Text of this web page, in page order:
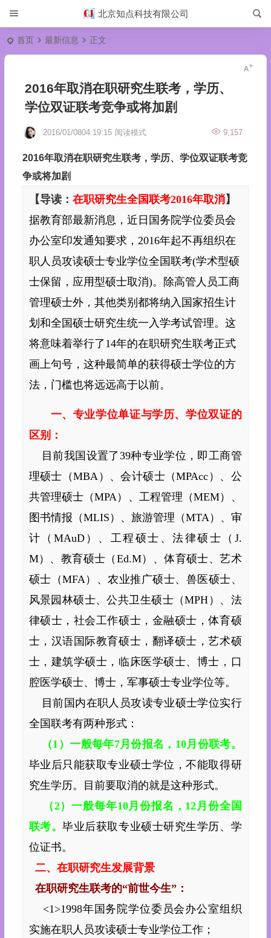
北京知点科技有限公司
首页 最新信息 正文
2016年取消在职研究生联考，学历、
学位双证联考竞争或将加剧
2016/01/0804:19:15 9,157
阅读模式
2016年取消在职研究生联考，学历、学位双证联考竞
争或将加剧
【导读： 在职研究生全国联考2016年取消】
据教育部最新消息，近日国务院学位委员会
办公室印发通知要求，2016年起不再组织在
职人员攻读硕士专业学位全国联考(学术型硕
士保留，应用型硕士取消)。除高管人员工商
管理硕士外，其他类别都将纳入国家招生计
划和全国硕士研究生统一入学考试管理。这
将意味着举行了14年的在职研究生联考正式
画上句号，这种最简单的获得硕士学位的方
法，门槛也将远远高于以前。
一、专业学位单证与学历、学位双证的
区别：
目前我国设置了39种专业学位，即工商管
理硕士（MBA ）、会计硕士（MPAcc）、公
共管理硕士（MPA）、工程管理（MEM）、
图书情报（MLIS）、旅游管理（MTA）、审
计（MAuD）、工程硕士、法律硕士（J.
M）、教育硕士（Ed.M）、体育硕士、艺术
硕士（MFA）、农业推广硕士、兽医硕士、
风景园林硕士、公共卫生硕士（MPH）、法
律硕士，社会工作硕士，金融硕士，体育硕
士，汉语国际教育硕士，翻译硕士，艺术硕
士，建筑学硕士，临床医学硕士、博士，口
腔医学硕士、博士，军事硕士专业学位等。
目前国内在职人员攻读专业硕士学位实行
全国联考有两种形式：
（1）一般每年7月份报名，10月份联考。
毕业后只能获取专业硕士学位，不能取得研
究生学历。目前要取消的就是这种形式。
（2）一般每年10月份报名，12月份全国
联考。毕业后获取专业硕士研究生学历、学
位证书。
二、在职研究生发展背景
在职研究生联考的“前世今生”：
<1>1998年国务院学位委员会办公室组织
实施在职人员攻读硕士专业学位工作；